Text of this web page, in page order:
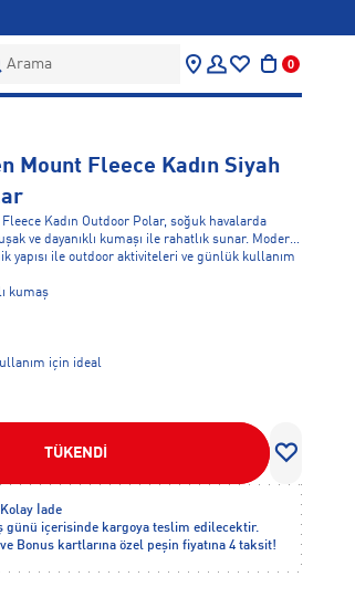
Arama 0
Mount Fleece Kadın Siyah
Kadın Outdoor Polar, soğuk havalarda
ve dayanıklı kumaşı ile rahatlık sunar. Modern
yapısı ile outdoor aktiviteleri ve günlük kullanım
kumaş
için ideal
TÜKENDİ
İade
günü içerisinde kargoya teslim edilecektir.
Bonus kartlarına özel peşin fiyatına 4 taksit!